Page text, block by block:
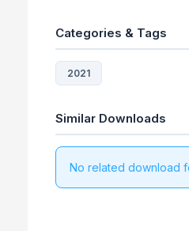
Categories & Tags
2021
Similar Downloads
No related download